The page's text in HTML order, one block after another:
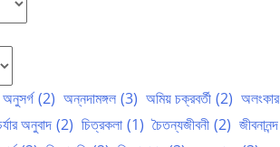
অনুসর্গ (2) অন্নদামঙ্গল (3) অমিয় চক্রবর্তী (2) অলংকার
অনুবাদ (2) চিত্রকলা (1) চৈতন্যজীবনী (2)